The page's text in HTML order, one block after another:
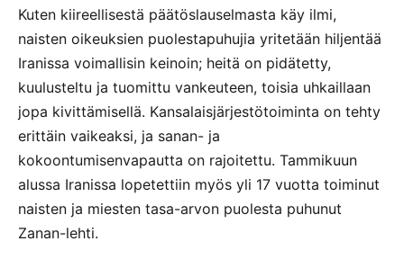
Kuten kiireellisestä päätöslauselmasta käy ilmi,
naisten oikeuksien puolestapuhujia yritetään hiljentää
Iranissa voimallisin keinoin; heitä on pidätetty,
kuulusteltu ja tuomittu vankeuteen, toisia uhkaillaan
jopa kivittämisellä. Kansalaisjärjestötoiminta on tehty
erittäin vaikeaksi, ja sanan- ja
kokoontumisenvapautta on rajoitettu. Tammikuun
alussa Iranissa lopetettiin myös yli 17 vuotta toiminut
naisten ja miesten tasa-arvon puolesta puhunut
Zanan-lehti.